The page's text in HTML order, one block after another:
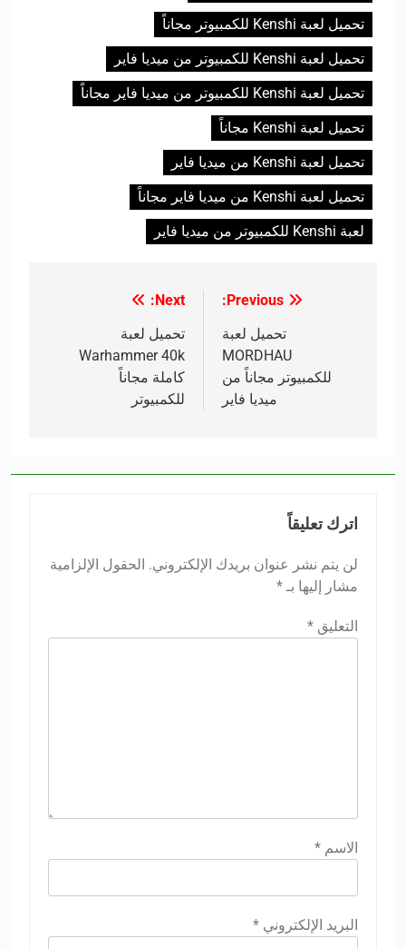
تحميل لعبة Kenshi للكمبيوتر مجاناً
تحميل لعبة Kenshi للكمبيوتر من ميديا فاير
تحميل لعبة Kenshi للكمبيوتر من ميديا فاير مجاناً
تحميل لعبة Kenshi مجاناً
تحميل لعبة Kenshi من ميديا فاير
تحميل لعبة Kenshi من ميديا فاير مجاناً
لعبة Kenshi للكمبيوتر من ميديا فاير
المقالات
Previous:
تحميل لعبة
MORDHAU
للكمبيوتر مجاناً من
ميديا فاير
Next:
تحميل لعبة
Warhammer 40k
كاملة مجاناً
للكمبيوتر
اترك تعليقاً
لن يتم نشر عنوان بريدك الإلكتروني. الحقول الإلزامية
مشار إليها بـ *
التعليق *
الاسم *
البريد الإلكتروني *